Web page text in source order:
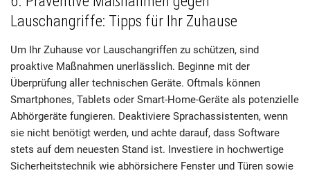
Lauschangriffe: Tipps für Ihr Zuhause
Um Ihr Zuhause vor Lauschangriffen zu schützen, sind
proaktive Maßnahmen unerlässlich. Beginne mit der
Überprüfung aller technischen Geräte. Oftmals können
Smartphones, Tablets oder Smart-Home-Geräte als potenzielle
Abhörgeräte fungieren. Deaktiviere Sprachassistenten, wenn
sie nicht benötigt werden, und achte darauf, dass Software
stets auf dem neuesten Stand ist. Investiere in hochwertige
Sicherheitstechnik wie abhörsichere Fenster und Türen sowie